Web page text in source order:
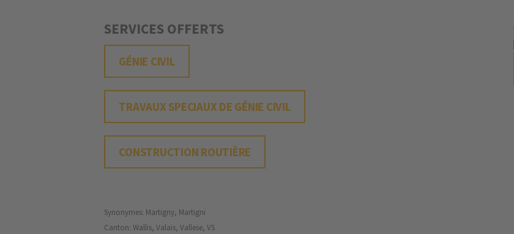
SERVICES OFFERTS
GÉNIE CIVIL
TRAVAUX SPECIAUX DE GÉNIE CIVIL
CONSTRUCTION ROUTIÈRE
Synonymes: Martigny, Martigni
Canton: Wallis, Valais, Vallese, VS